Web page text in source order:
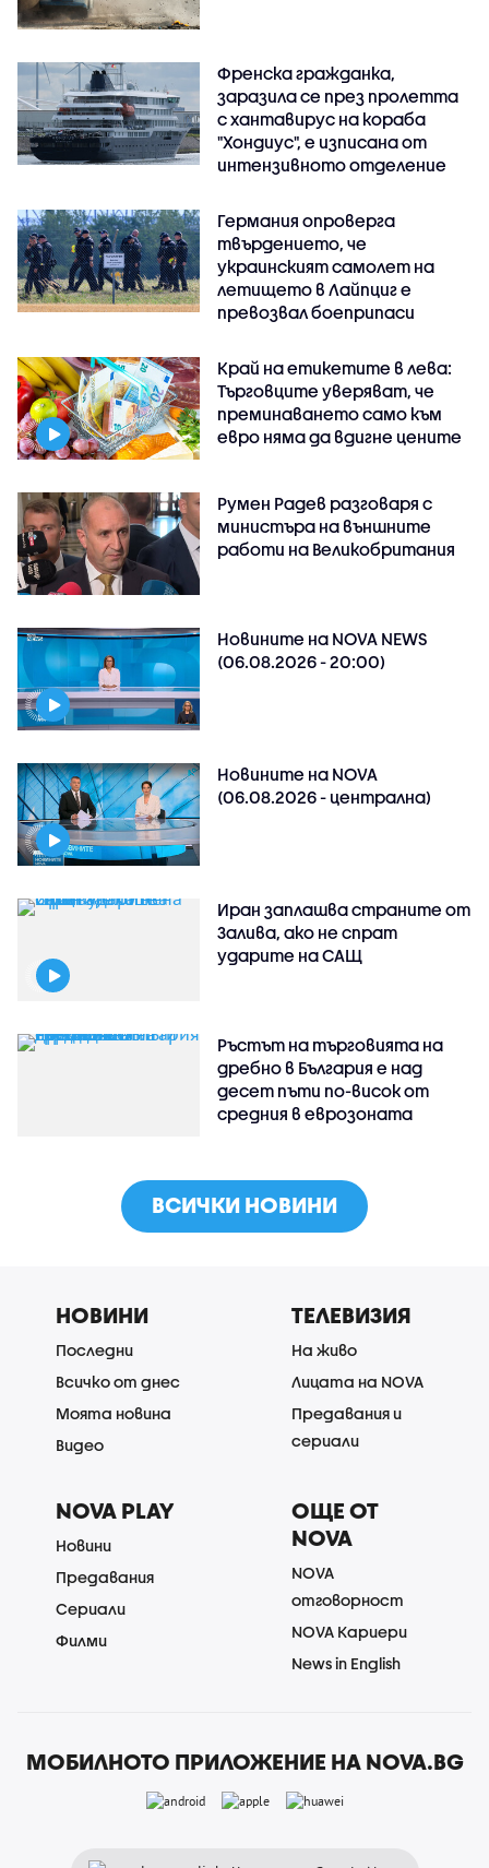
Френска гражданка,
заразила се през пролетта
с хантавирус на кораба
"Хондиус", е изписана от
интензивното отделение
Германия опроверга
твърдението, че
украинският самолет на
летището в Лайпциг е
превозвал боеприпаси
Край на етикетите в лева:
Търговците уверяват, че
преминаването само към
евро няма да вдигне цените
Румен Радев разговаря с
министъра на външните
работи на Великобритания
Новините на NOVA NEWS
(06.08.2026 - 20:00)
Новините на NOVA
(06.08.2026 - централна)
Иран заплашва страните от
Залива, ако не спрат
ударите на САЩ
Ръстът на търговията на
дребно в България е над
десет пъти по-висок от
средния в еврозоната
ВСИЧКИ НОВИНИ
НОВИНИ
Последни
Всичко от днес
Моята новина
Видео
ТЕЛЕВИЗИЯ
На живо
Лицата на NOVA
Предавания и
сериали
NOVA PLAY
Новини
Предавания
Сериали
Филми
ОЩЕ ОТ
NOVA
NOVA
отговорност
NOVA Кариери
News in English
МОБИЛНОТО ПРИЛОЖЕНИЕ НА NOVA.BG